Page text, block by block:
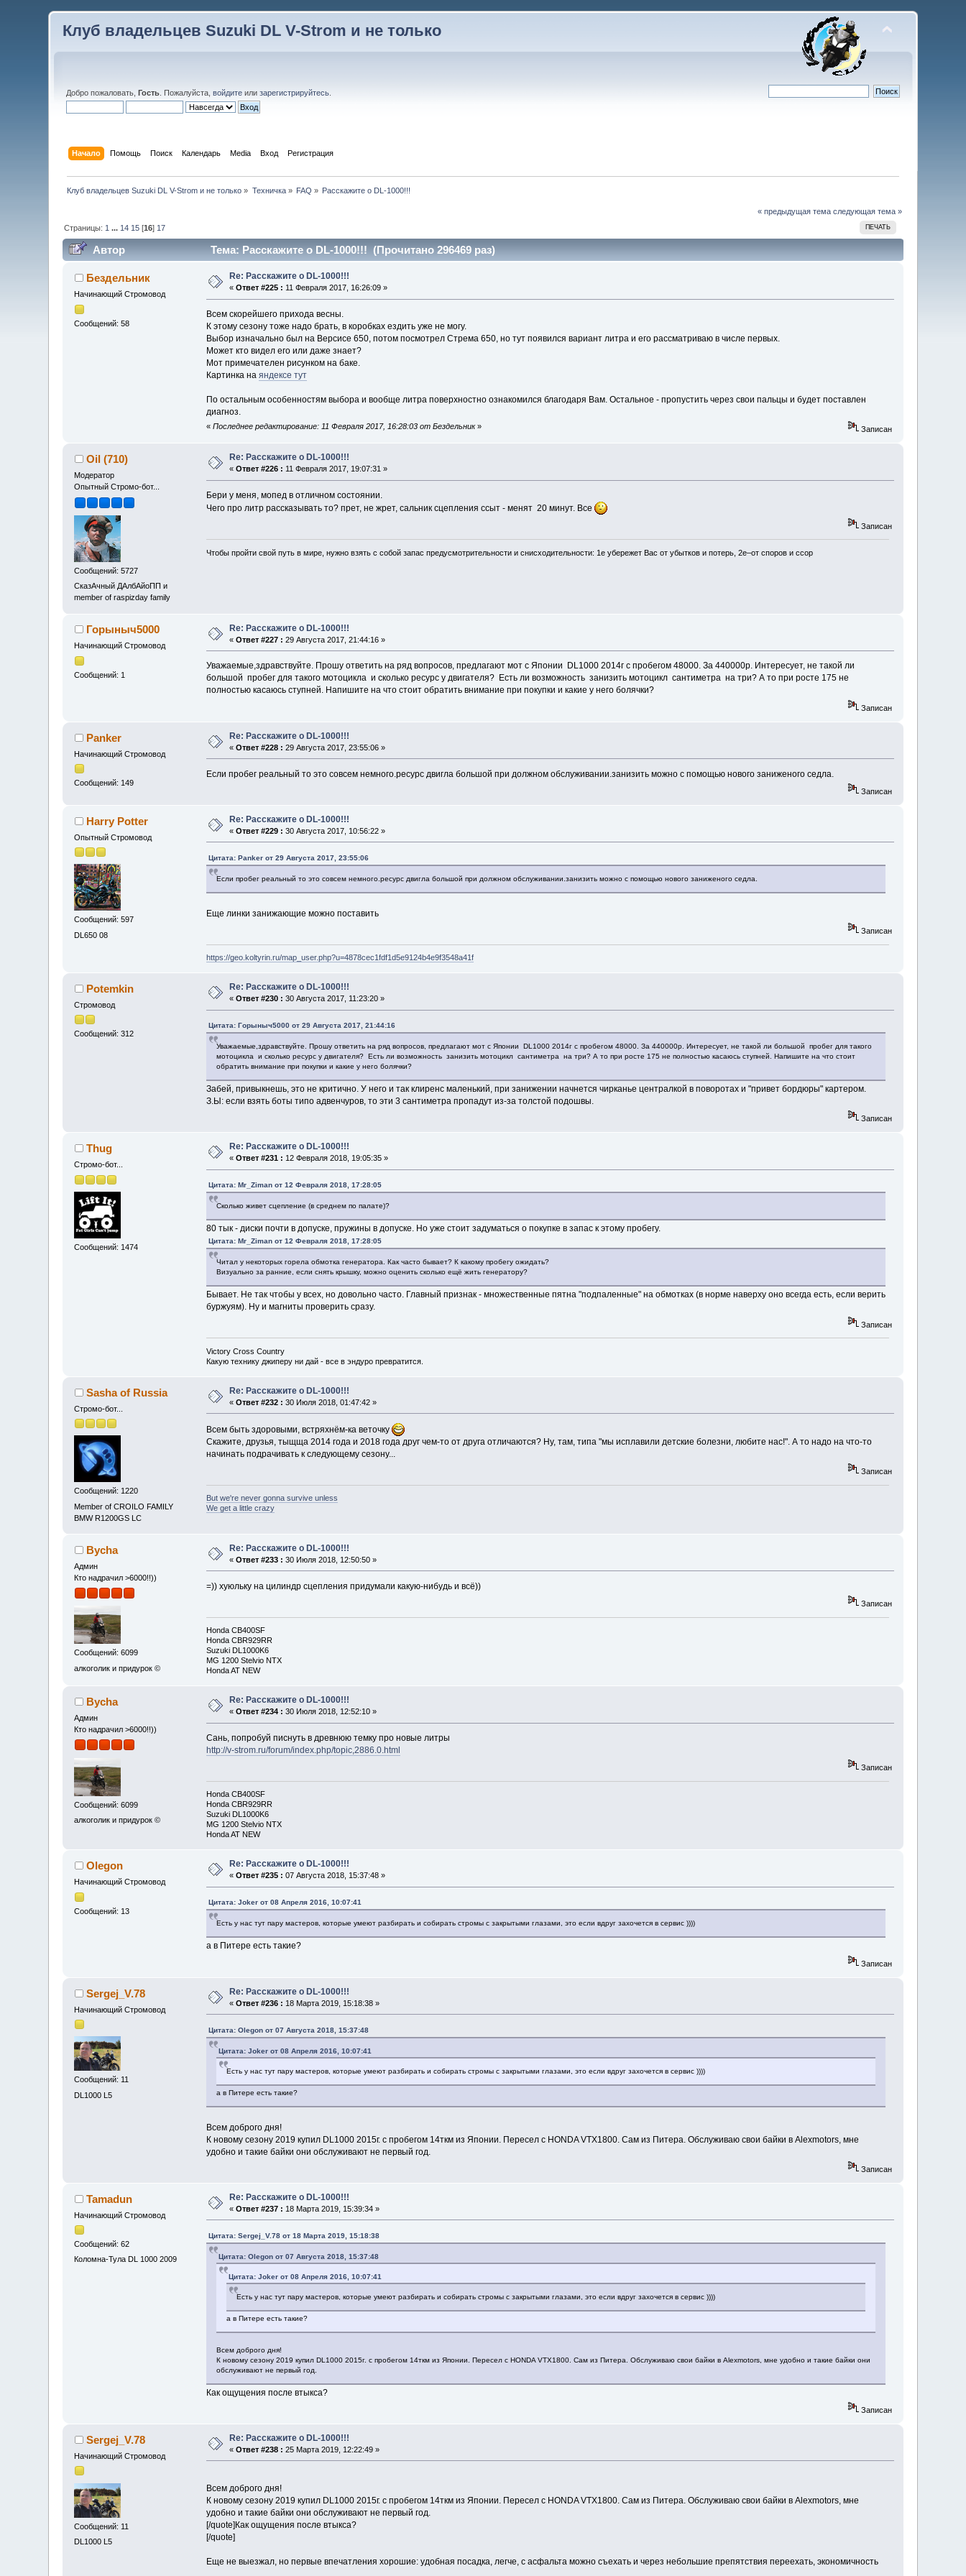
Клуб владельцев Suzuki DL V-Strom и не только
Добро пожаловать,Гость . Пожалуйста,войдите илизарегистрируйтесь
Начало Помощь Поиск Календарь Media Вход Регистрация
Клуб владельцев Suzuki DL V-Strom и не только » Техничка» FAQ » Расскажите о DL-1000!!!
« предыдущая тема следующая тема »
ПЕЧАТЬ
Страницы: 1 ... 14 15 [16] 17
Автор Тема: Расскажите о DL-1000!!! (Прочитано 296469 раз)
Бездельник
Начинающий Стромовод
Сообщений: 58
Re: Расскажите о DL-1000!!!
«Ответ #225 : 11 Февраля 2017, 16:26:09 »
Всем скорейшего прихода весны.
К этому сезону тоже надо брать, в коробках ездить уже не могу.
Выбор изначально был на Версисе 650, потом посмотрел Стрема 650, но тут появился вариант литра и его рассматриваю в числе первых.
Может кто видел его или даже знает?
Мот примечателен рисунком на баке.
Картинка на яндексе тут
По остальным особенностям выбора и вообще литра поверхностно ознакомился благодаря Вам. Остальное - пропустить через свои пальцы и будет поставлен
диагноз.
« Последнее редактирование: 11 Февраля 2017, 16:28:03 от Бездельник» Записан
Oil (710)
Модератор
Опытный Стромо-бот...
Сообщений: 5727
СказАчный ДАлбАйоПП и
member of raspizday family
Re: Расскажите о DL-1000!!!
«Ответ #226 : 11 Февраля 2017, 19:07:31 »
Бери у меня, мопед в отличном состоянии.
Чего про литр рассказывать то? прет, не жрет, сальник сцепления ссыт - менят 20 минут. Все
Записан
Чтобы пройти свой путь в мире, нужно взять с собой запас предусмотрительности и снисходительности: 1е убережет Вас от убытков и потерь, 2е–от споров и ссор
Горыныч5000
Начинающий Стромовод
Сообщений: 1
Re: Расскажите о DL-1000!!!
«Ответ #227 : 29 Августа 2017, 21:44:16 »
Уважаемые,здравствуйте. Прошу ответить на ряд вопросов, предлагают мот с Японии DL1000 2014г с пробегом 48000. За 440000р. Интересует, не такой ли
большой пробег для такого мотоцикла и сколько ресурс у двигателя? Есть ли возможность занизить мотоцикл сантиметра на три? А то при росте 175 не
полностью касаюсь ступней. Напишите на что стоит обратить внимание при покупки и какие у него болячки?
Записан
Panker
Начинающий Стромовод
Сообщений: 149
Re: Расскажите о DL-1000!!!
«Ответ #228 : 29 Августа 2017, 23:55:06 »
Если пробег реальный то это совсем немного.ресурс двигла большой при должном обслуживании.занизить можно с помощью нового заниженого седла.
Записан
Harry Potter
Опытный Стромовод
Сообщений: 597
DL650 08
Re: Расскажите о DL-1000!!!
«Ответ #229 : 30 Августа 2017, 10:56:22 »
Цитата: Panker от 29 Августа 2017, 23:55:06
Если пробег реальный то это совсем немного.ресурс двигла большой при должном обслуживании.занизить можно с помощью нового заниженого седла.
Еще линки занижающие можно поставить
Записан
https://geo.koltyrin.ru/map_user.php?u=4878cec1fdf1d5e9124b4e9f3548a41f
Potemkin
Стромовод
Сообщений: 312
Re: Расскажите о DL-1000!!!
«Ответ #230 : 30 Августа 2017, 11:23:20 »
Цитата: Горыныч5000 от 29 Августа 2017, 21:44:16
Уважаемые,здравствуйте. Прошу ответить на ряд вопросов, предлагают мот с Японии DL1000 2014г с пробегом 48000. За 440000р. Интересует, не такой ли большой пробег для такого
мотоцикла и сколько ресурс у двигателя? Есть ли возможность занизить мотоцикл сантиметра на три? А то при росте 175 не полностью касаюсь ступней. Напишите на что стоит
обратить внимание при покупки и какие у него болячки?
Забей, привыкнешь, это не критично. У него и так клиренс маленький, при занижении начнется чирканье централкой в поворотах и "привет бордюры" картером.
З.Ы: если взять боты типо адвенчуров, то эти 3 сантиметра пропадут из-за толстой подошвы.
Записан
Thug
Стромо-бот...
Сообщений: 1474
Re: Расскажите о DL-1000!!!
«Ответ #231 : 12 Февраля 2018, 19:05:35 »
Цитата: Mr_Ziman от 12 Февраля 2018, 17:28:05
Сколько живет сцепление (в среднем по палате)?
80 тык - диски почти в допуске, пружины в допуске. Но уже стоит задуматься о покупке в запас к этому пробегу.
Цитата: Mr_Ziman от 12 Февраля 2018, 17:28:05
Читал у некоторых горела обмотка генератора. Как часто бывает? К какому пробегу ожидать?
Визуально за ранние, если снять крышку, можно оценить сколько ещё жить генератору?
Бывает. Не так чтобы у всех, но довольно часто. Главный признак - множественные пятна "подпаленные" на обмотках (в норме наверху оно всегда есть, если верить
буржуям). Ну и магниты проверить сразу.
Записан
Victory Cross Country
Какую технику джиперу ни дай - все в эндуро превратится.
Sasha of Russia
Стромо-бот...
Сообщений: 1220
Member of CROILO FAMILY
BMW R1200GS LC
Re: Расскажите о DL-1000!!!
«Ответ #232 : 30 Июля 2018, 01:47:42 »
Всем быть здоровыми, встряхнём-ка веточку
Скажите, друзья, тыщща 2014 года и 2018 года друг чем-то от друга отличаются? Ну, там, типа "мы исплавили детские болезни, любите нас!". А то надо на что-то
начинать подрачивать к следующему сезону...
Записан
But we're never gonna survive unless
We get a little crazy
Bycha
Админ
Кто надрачил >6000!!))
Сообщений: 6099
алкоголик и придурок ©
Re: Расскажите о DL-1000!!!
«Ответ #233 : 30 Июля 2018, 12:50:50 »
=)) хуюльку на цилиндр сцепления придумали какую-нибудь и всё))
Записан
Honda CB400SF
Honda CBR929RR
Suzuki DL1000K6
MG 1200 Stelvio NTX
Honda AT NEW
Bycha
Админ
Кто надрачил >6000!!))
Сообщений: 6099
алкоголик и придурок ©
Re: Расскажите о DL-1000!!!
«Ответ #234 : 30 Июля 2018, 12:52:10 »
Сань, попробуй писнуть в древнюю темку про новые литры
http://v-strom.ru/forum/index.php/topic,2886.0.html
Записан
Honda CB400SF
Honda CBR929RR
Suzuki DL1000K6
MG 1200 Stelvio NTX
Honda AT NEW
Olegon
Начинающий Стромовод
Сообщений: 13
Re: Расскажите о DL-1000!!!
«Ответ #235 : 07 Августа 2018, 15:37:48 »
Цитата: Joker от 08 Апреля 2016, 10:07:41
Есть у нас тут пару мастеров, которые умеют разбирать и собирать стромы с закрытыми глазами, это если вдруг захочется в сервис ))))
а в Питере есть такие?
Записан
Sergej_V.78
Начинающий Стромовод
Сообщений: 11
DL1000 L5
Re: Расскажите о DL-1000!!!
«Ответ #236 : 18 Марта 2019, 15:18:38 »
Цитата: Olegon от 07 Августа 2018, 15:37:48
Цитата: Joker от 08 Апреля 2016, 10:07:41
Есть у нас тут пару мастеров, которые умеют разбирать и собирать стромы с закрытыми глазами, это если вдруг захочется в сервис ))))
а в Питере есть такие?
Всем доброго дня!
К новому сезону 2019 купил DL1000 2015г. с пробегом 14ткм из Японии. Пересел с HONDA VTX1800. Сам из Питера. Обслуживаю свои байки в Alexmotors, мне
удобно и такие байки они обслуживают не первый год.
Записан
Tamadun
Начинающий Стромовод
Сообщений: 62
Коломна-Тула DL 1000 2009
Re: Расскажите о DL-1000!!!
«Ответ #237 : 18 Марта 2019, 15:39:34 »
Цитата: Sergej_V.78 от 18 Марта 2019, 15:18:38
Цитата: Olegon от 07 Августа 2018, 15:37:48
Цитата: Joker от 08 Апреля 2016, 10:07:41
Есть у нас тут пару мастеров, которые умеют разбирать и собирать стромы с закрытыми глазами, это если вдруг захочется в сервис ))))
а в Питере есть такие?
Всем доброго дня!
К новому сезону 2019 купил DL1000 2015г. с пробегом 14ткм из Японии. Пересел с HONDA VTX1800. Сам из Питера. Обслуживаю свои байки в Alexmotors, мне удобно и такие байки они
обслуживают не первый год.
Как ощущения после втыкса?
Записан
Sergej_V.78
Начинающий Стромовод
Сообщений: 11
DL1000 L5
Re: Расскажите о DL-1000!!!
«Ответ #238 : 25 Марта 2019, 12:22:49 »
Всем доброго дня!
К новому сезону 2019 купил DL1000 2015г. с пробегом 14ткм из Японии. Пересел с HONDA VTX1800. Сам из Питера. Обслуживаю свои байки в Alexmotors, мне
удобно и такие байки они обслуживают не первый год.
[/quote]Как ощущения после втыкса?
[/quote]
Еще не выезжал, но первые впечатления хорошие: удобная посадка, легче, с асфальта можно съехать и через небольшие препятствия переехать, экономичность